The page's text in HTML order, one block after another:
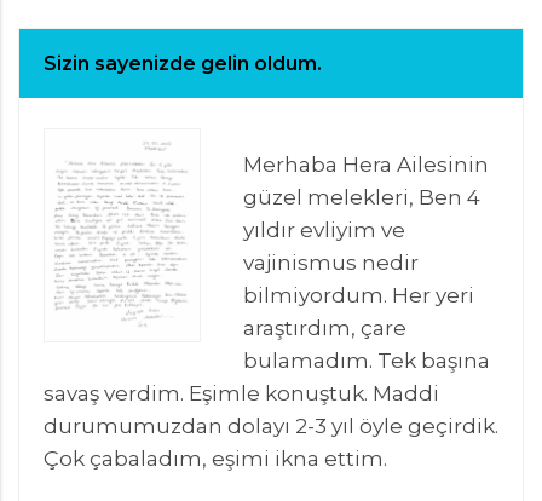
Sizin sayenizde gelin oldum.
Merhaba Hera Ailesinin
güzel melekleri, Ben 4
yıldır evliyim ve
vajinismus nedir
bilmiyordum. Her yeri
araştırdım, çare
bulamadım. Tek başına
savaş verdim. Eşimle konuştuk. Maddi
durumumuzdan dolayı 2-3 yıl öyle geçirdik.
Çok çabaladım, eşimi ikna ettim.